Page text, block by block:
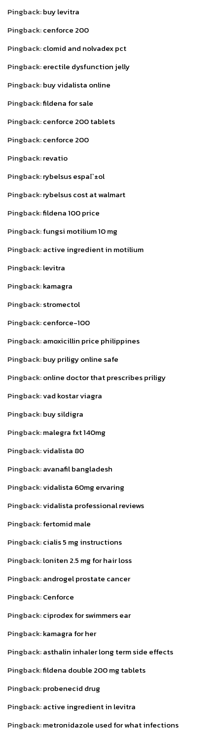
Pingback:buy levitra
Pingback:cenforce 200
Pingback:clomid and nolvadex pct
Pingback:erectile dysfunction jelly
Pingback:buy vidalista online
Pingback:fildena for sale
Pingback:cenforce 200 tablets
Pingback:cenforce 200
Pingback:revatio
Pingback:rybelsus espaГ±ol
Pingback:rybelsus cost at walmart
Pingback:fildena 100 price
Pingback:fungsi motilium 10 mg
Pingback:active ingredient in motilium
Pingback:levitra
Pingback:kamagra
Pingback:stromectol
Pingback:cenforce-100
Pingback:amoxicillin price philippines
Pingback:buy priligy online safe
Pingback:online doctor that prescribes priligy
Pingback:vad kostar viagra
Pingback:buy sildigra
Pingback:malegra fxt 140mg
Pingback:vidalista 80
Pingback:avanafil bangladesh
Pingback:vidalista 60mg ervaring
Pingback:vidalista professional reviews
Pingback:fertomid male
Pingback:cialis 5 mg instructions
Pingback:loniten 2.5 mg for hair loss
Pingback:androgel prostate cancer
Pingback:Cenforce
Pingback:ciprodex for swimmers ear
Pingback:kamagra for her
Pingback:asthalin inhaler long term side effects
Pingback:fildena double 200 mg tablets
Pingback:probenecid drug
Pingback:active ingredient in levitra
Pingback:metronidazole used for what infections